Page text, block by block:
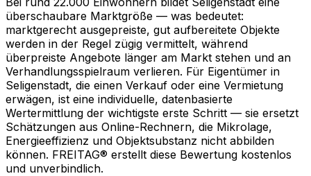
überschaubare Marktgröße — was bedeutet:
marktgerecht ausgepreiste, gut aufbereitete Objekte
werden in der Regel zügig vermittelt, während
überpreiste Angebote länger am Markt stehen und an
Verhandlungsspielraum verlieren. Für Eigentümer in
Seligenstadt, die einen Verkauf oder eine Vermietung
erwägen, ist eine individuelle, datenbasierte
Wertermittlung der wichtigste erste Schritt — sie ersetzt
Schätzungen aus Online-Rechnern, die Mikrolage,
Energieeffizienz und Objektsubstanz nicht abbilden
können. FREITAG® erstellt diese Bewertung kostenlos
und unverbindlich.